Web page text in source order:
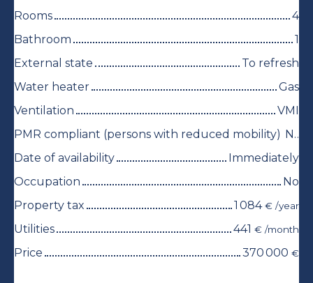
Rooms
4
Bathroom
1
External state
To refresh
Water heater
Gas
Ventilation
VMI
PMR compliant (persons with reduced mobility)
No
Date of availability
Immediately
Occupation
No
Property tax
1 084€ /year
Utilities 441 € /month
Price 370 000 €